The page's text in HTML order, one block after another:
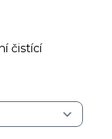
čistící